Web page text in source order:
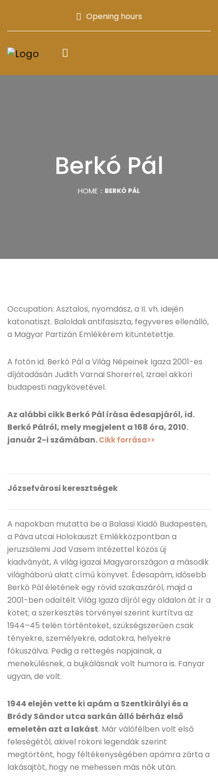
Opening hours
Berkó Pál
HOME BERKÓ PÁL
Occupation: Asztalos, nyomdász, a II. vh. idején
katonatiszt. Baloldali antifasiszta, fegyveres ellenálló,
a Magyar Partizán Emlékérem kitüntetettje.
A fotón id. Berkó Pál a Világ Népeinek Igaza 2001-es
díjátadásán Judith Varnai Shorerrel, Izrael akkori
budapesti nagykövetével.
Az alábbi cikk Berkó Pál írása édesapjáról, id.
Berkó Pálról, mely megjelent a 168 óra, 2010.
január 2-i számában.Cikk forrása>>
Józsefvárosi keresztségek
A napokban mutatta be a Balassi Kiadó Budapesten,
a Páva utcai Holokauszt Emlékközpontban a
jeruzsálemi Jad Vasem Intézettel közös új
kiadványát, A világ igazai Magyarországon a második
világháború alatt című könyvet. Édesapám, idősebb
Berkó Pál életének egy rövid szakaszáról, majd a
2001-ben odaítélt Világ Igaza díjról egy oldalon át ír a
kötet; a szerkesztés törvényei szerint kurtítva az
1944–45 telén történteket, szükségszerűen csak
tényekre, személyekre, adatokra, helyekre
fókuszálva. Pedig a rettegés napjainak, a
menekülésnek, a bujkálásnak volt humora is. Fanyar
ugyan, de volt.
1944 elején vette ki apám a Szentkirályi és a
Bródy Sándor utca sarkán álló bérház első
emeletén azt a lakást. Már válófélben volt első
feleségétől, akivel rokoni legendák szerint
megtörtént, hogy féltékenységében apámra zárta a
lakásajtót, hogy ne mehessen más nők után.